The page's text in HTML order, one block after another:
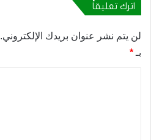
اترك تعليقاً
لن يتم نشر عنوان بريدك الإلكتروني.
بـ *